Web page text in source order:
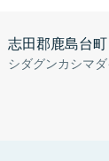
志田郡鹿島台町
シダグンカシマ